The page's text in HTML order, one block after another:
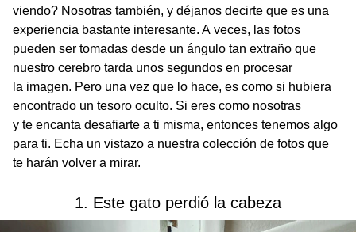
viendo? Nosotras también, y déjanos decirte que es una
experiencia bastante interesante. A veces, las fotos
pueden ser tomadas desde un ángulo tan extraño que
nuestro cerebro tarda unos segundos en procesar
la imagen. Pero una vez que lo hace, es como si hubiera
encontrado un tesoro oculto. Si eres como nosotras
y te encanta desafiarte a ti misma, entonces tenemos algo
para ti. Echa un vistazo a nuestra colección de fotos que
te harán volver a mirar.
1. Este gato perdió la cabeza